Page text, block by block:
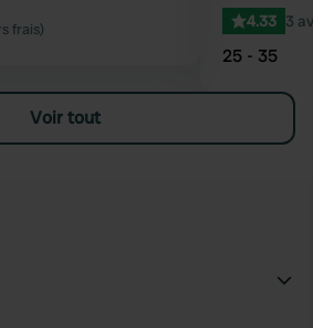
frais) 4.33 3
25 - 35
Voir tout